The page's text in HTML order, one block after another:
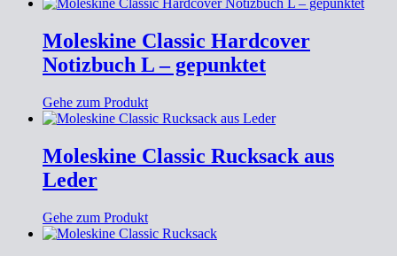
Moleskine Classic Hardcover
Notizbuch L – gepunktet
Gehe zum Produkt
Moleskine Classic Rucksack aus
Leder
Gehe zum Produkt